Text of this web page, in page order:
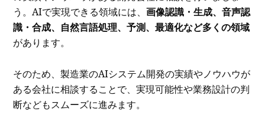
う。AIで実現できる領域には、画像認識・生成、音声認
識・合成、自然言語処理、予測、最適化など多くの領域
があります。
そのため、製造業のAIシステム開発の実績やノウハウが
ある会社に相談することで、実現可能性や業務設計の判
断などもスムーズに進みます。